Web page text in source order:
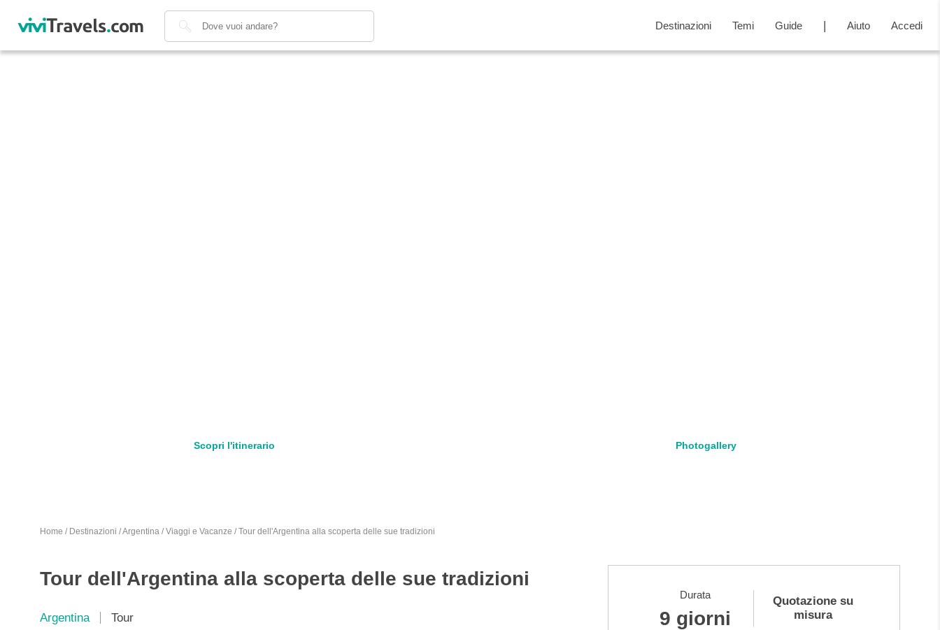
Cerca
Destinazioni Temi Guide Aiuto Accedi
Scopri l'itinerario Photogallery
Home / Destinazioni /Argentina /Viaggi e Vacanze /Tour dell'Argentina alla scoperta delle sue tradizioni
Tour dell'Argentina alla scoperta delle sue tradizioni
Argentina Tour
Durata
9 giorni
Quotazione su
misura